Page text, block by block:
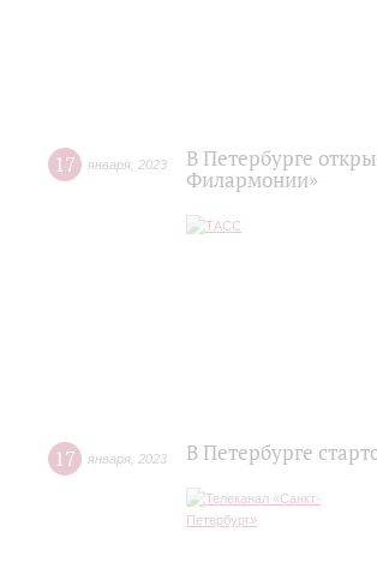
17 января 2023
В Петербурге
Филармонии»
17 января 2023 В Петербурге